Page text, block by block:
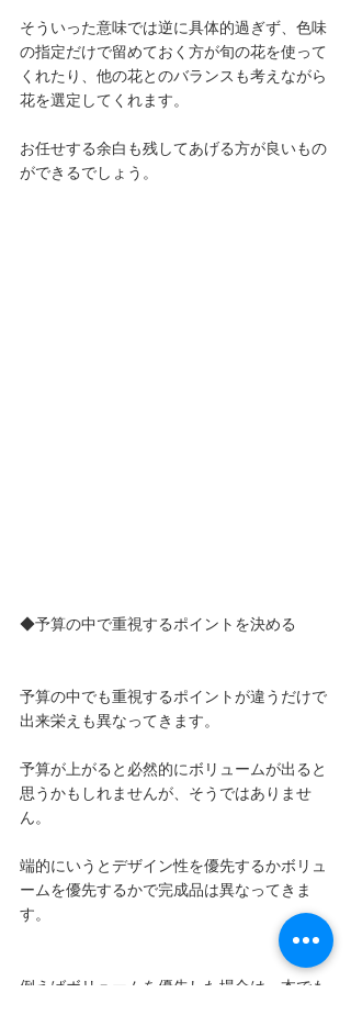
そういった意味では逆に具体的過ぎず、色味
の指定だけで留めておく方が旬の花を使って
くれたり、他の花とのバランスも考えながら
花を選定してくれます。
お任せする余白も残してあげる方が良いもの
ができるでしょう。
◆予算の中で重視するポイントを決める
予算の中でも重視するポイントが違うだけで
出来栄えも異なってきます。
予算が上がると必然的にボリュームが出ると
思うかもしれませんが、そうではありませ
ん。
端的にいうとデザイン性を優先するかボリュ
ームを優先するかで完成品は異なってきま
す。
例えばボリュームを優先した場合は一本でも